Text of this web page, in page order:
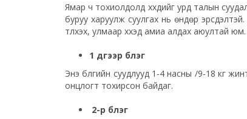
Ямар ч тохиолдолд хүүхдийг урд талын
буруу харуулж суулгах нь өндөр эрсдэлтэй.
түлхэх, улмаар хүүхэд амиа алдах аюултай юм.
1 дүгээр бүлэг
Энэ бүлгийн суудлууд 1-4 насны /9-18 кг
онцлогт тохирсон байдаг.
2-р бүлэг